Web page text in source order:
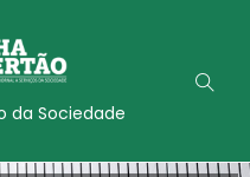
da Sociedade